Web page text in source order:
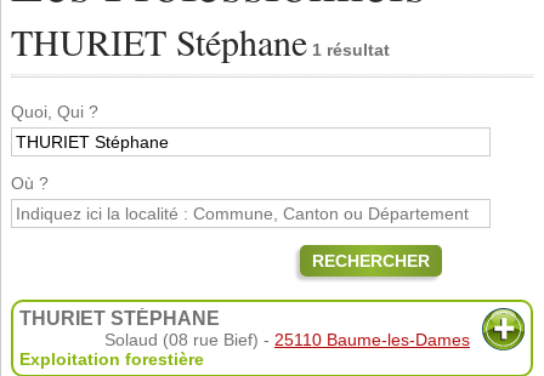
THURIET Stéphane 1 résultat
Quoi, Qui ?
Où ?
RECHERCHER
THURIET STÉPHANE
Solaud (08 rue Bief) - 25110 Baume-les-Dames
Exploitation forestière